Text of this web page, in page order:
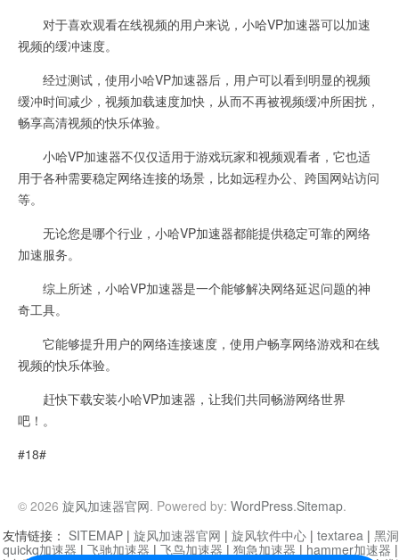
对于喜欢观看在线视频的用户来说，小哈VP加速器可以加速
视频的缓冲速度。
经过测试，使用小哈VP加速器后，用户可以看到明显的视频
缓冲时间减少，视频加载速度加快，从而不再被视频缓冲所困扰，
畅享高清视频的快乐体验。
小哈VP加速器不仅仅适用于游戏玩家和视频观看者，它也适
用于各种需要稳定网络连接的场景，比如远程办公、跨国网站访问
等。
无论您是哪个行业，小哈VP加速器都能提供稳定可靠的网络
加速服务。
综上所述，小哈VP加速器是一个能够解决网络延迟问题的神
奇工具。
它能够提升用户的网络连接速度，使用户畅享网络游戏和在线
视频的快乐体验。
赶快下载安装小哈VP加速器，让我们共同畅游网络世界
吧！。
#18#
© 2026 旋风加速器官网. Powered by: WordPress.Sitemap.
友情链接： SITEMAP | 旋风加速器官网 | 旋风软件中心 | textarea | 黑
quickq加速器 | 飞驰加速器 | 飞鸟加速器 | 狗急加速器 | hammer加速器